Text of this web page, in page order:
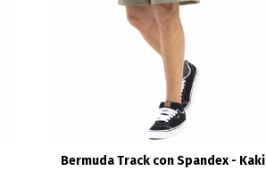
Bermuda Track con Spandex - Kaki